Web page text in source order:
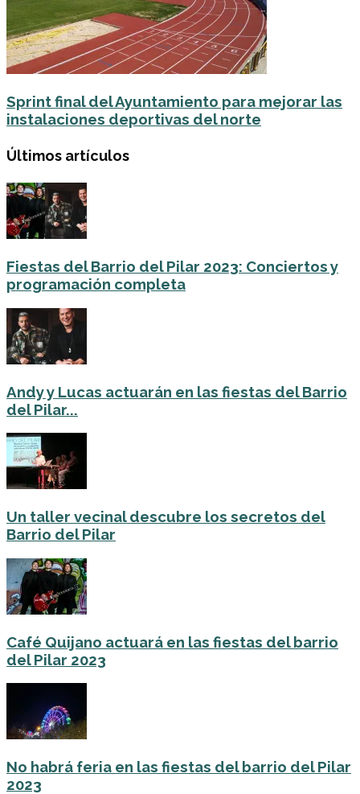
Sprint final del Ayuntamiento para mejorar las
instalaciones deportivas del norte
Últimos artículos
Fiestas del Barrio del Pilar 2023: Conciertos y
programación completa
Andy y Lucas actuarán en las fiestas del Barrio
del Pilar...
Un taller vecinal descubre los secretos del
Barrio del Pilar
Café Quijano actuará en las fiestas del barrio
del Pilar 2023
No habrá feria en las fiestas del barrio del Pilar
2023